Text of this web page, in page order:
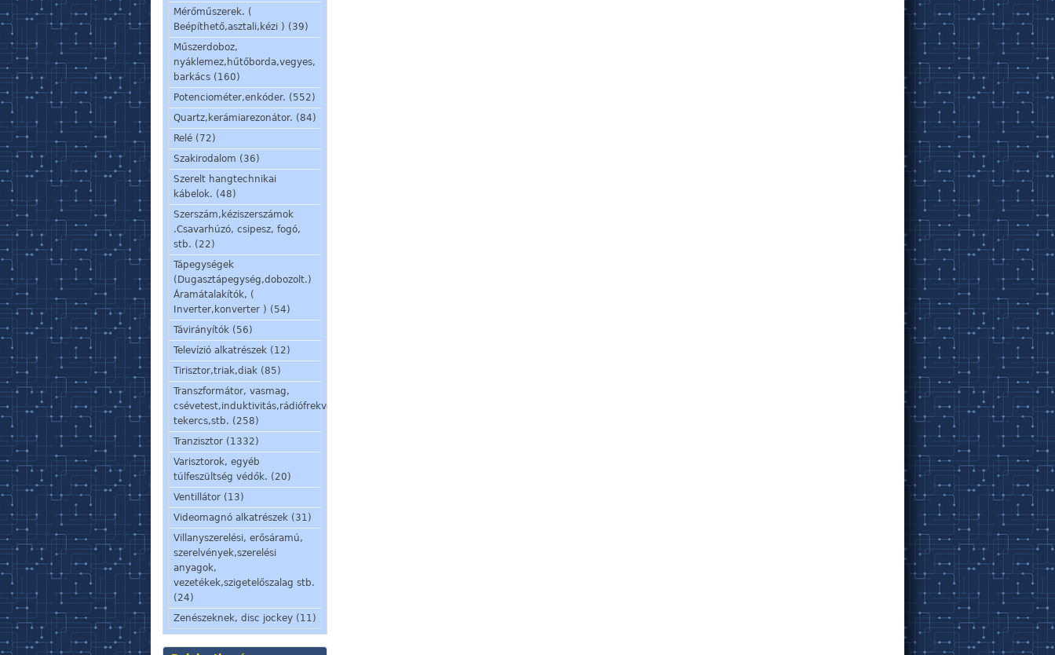
Mérőműszerek. (
Beépíthető,asztali,kézi ) (39)
Műszerdoboz,
nyáklemez,hűtőborda,vegyes,
barkács (160)
Potenciométer,enkóder. (552)
Quartz,kerámiarezonátor. (84)
Relé (72)
Szakirodalom (36)
Szerelt hangtechnikai
kábelok. (48)
Szerszám,kéziszerszámok
.Csavarhúzó, csipesz, fogó,
stb. (22)
Tápegységek
(Dugasztápegység,dobozolt.)
Áramátalakítók, (
Inverter,konverter ) (54)
Távirányítók (56)
Televízió alkatrészek (12)
Tirisztor,triak,diak (85)
Transzformátor, vasmag,
csévetest,induktivitás,rádiófrekvenciás
tekercs,stb. (258)
Tranzisztor (1332)
Varisztorok, egyéb
túlfeszültség védők. (20)
Ventillátor (13)
Videomagnó alkatrészek (31)
Villanyszerelési, erősáramú,
szerelvények,szerelési
anyagok,
vezetékek,szigetelőszalag stb.
(24)
Zenészeknek, disc jockey (11)